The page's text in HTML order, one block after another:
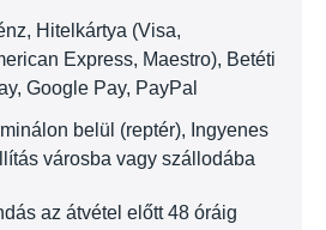
Hitelkártya (Visa,
Express, Maestro), Betéti
Google Pay, PayPal
belül (reptér), Ingyenes
városba vagy szállodába
az átvétel előtt 48 óráig